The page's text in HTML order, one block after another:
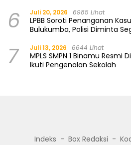
6 Juli 20, 2026 6985 Lihat
LPBB Soroti Penanganan
Bulukumba, Polisi Diminta
7 Juli 13, 2026 6644 Lihat
MPLS SMPN 1 Binamu Resmi
Ikuti Pengenalan Sekolah
Indeks Box Redaksi